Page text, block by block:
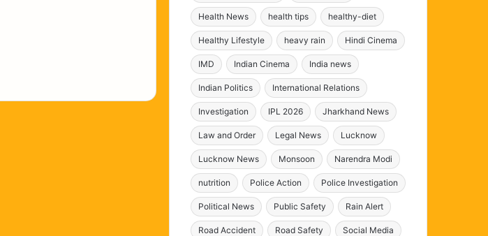
Health News health tips healthy-diet
Healthy Lifestyle heavy rain Hindi Cinema
IMD Indian Cinema India news
Indian Politics International Relations
Investigation IPL 2026 Jharkhand News
Law and Order Legal News Lucknow
Lucknow News Monsoon Narendra Modi
nutrition Police Action Police Investigation
Political News Public Safety Rain Alert
Road Accident Road Safety Social Media